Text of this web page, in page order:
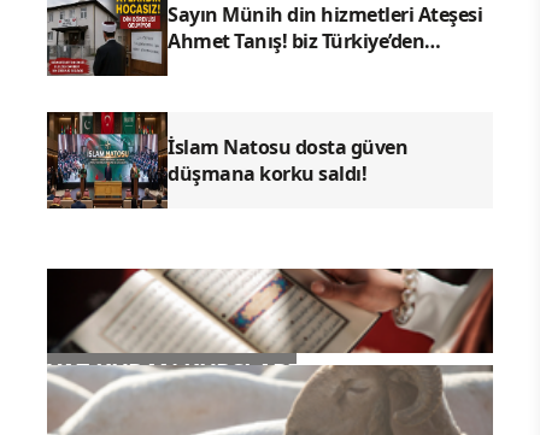
Sayın Münih din hizmetleri Ateşesi
Ahmet Tanış! biz Türkiye’den
İslam Natosu dosta güven
düşmana korku saldı!
YAZ KURAN KURSLARI